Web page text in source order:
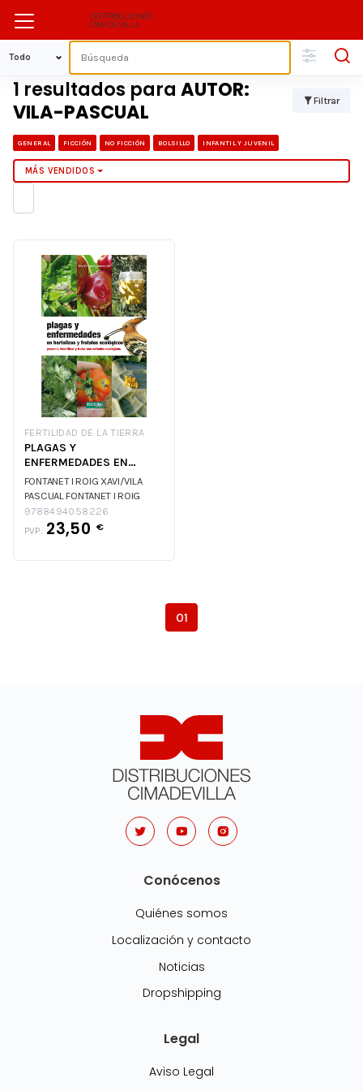
1 resultados para AUTOR:
VILA-PASCUAL
Filtrar
GENERAL FICCIÓN NO FICCIÓN BOLSILLO INFANTIL Y JUVENIL
MÁS VENDIDOS
FERTILIDAD DE LA TIERRA
PLAGAS Y
ENFERMEDADES EN
HORTALIZAS Y FRUTALES
ECOLOGICOS
FONTANET I ROIG XAVI/VILA
PASCUAL FONTANET I ROIG
XAVI/VILA PASCUAL
9788494058226
PVP: 23,50 €
01
Conócenos
Quiénes somos
Localización y contacto
Noticias
Dropshipping
Legal
Aviso Legal